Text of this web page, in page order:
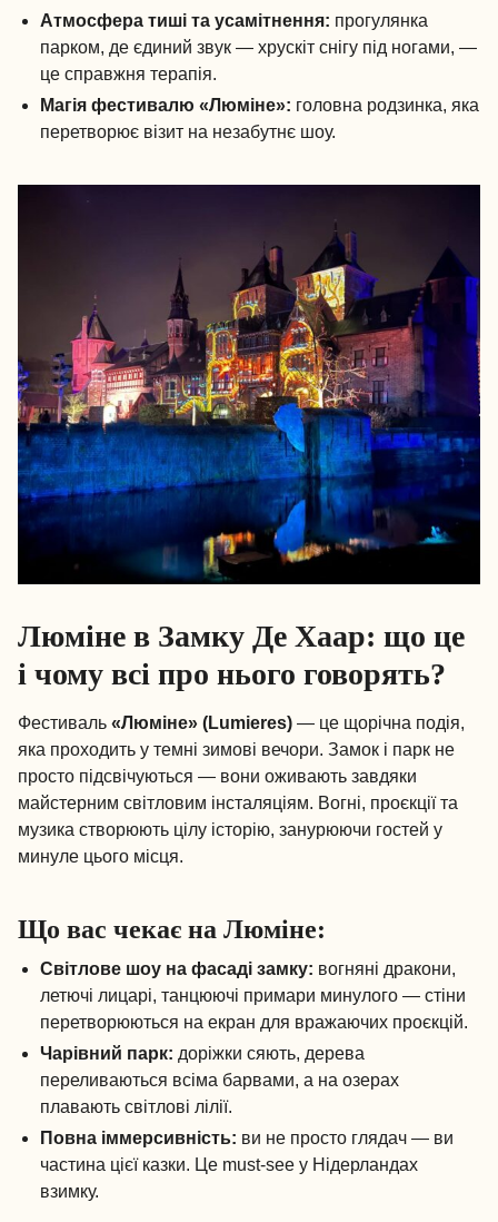
Атмосфера тиші та усамітнення: прогулянка
парком, де єдиний звук — хрускіт снігу під ногами, —
це справжня терапія.
Магія фестивалю «Люміне»: головна родзинка, яка
перетворює візит на незабутнє шоу.
Люміне в Замку Де Хаар: що це
і чому всі про нього говорять?
Фестиваль «Люміне» (Lumieres) — це щорічна подія,
яка проходить у темні зимові вечори. Замок і парк не
просто підсвічуються — вони оживають завдяки
майстерним світловим інсталяціям. Вогні, проєкції та
музика створюють цілу історію, занурюючи гостей у
минуле цього місця.
Що вас чекає на Люміне:
Світлове шоу на фасаді замку: вогняні дракони,
летючі лицарі, танцюючі примари минулого — стіни
перетворюються на екран для вражаючих проєкцій.
Чарівний парк: доріжки сяють, дерева
переливаються всіма барвами, а на озерах
плавають світлові лілії.
Повна іммерсивність: ви не просто глядач — ви
частина цієї казки. Це must-see у Нідерландах
взимку.